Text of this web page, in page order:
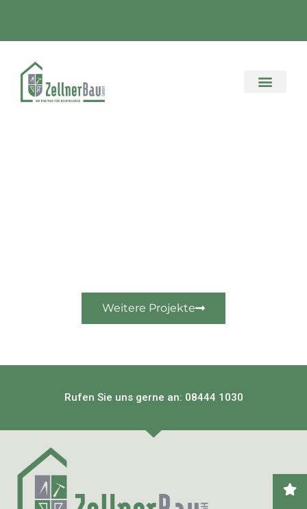
Weitere Projekte
Rufen Sie uns gerne an: 08444 1030